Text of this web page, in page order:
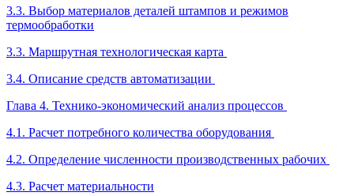
3.3. Выбор материалов деталей штампов и режимов
термообработки
3.3. Маршрутная технологическая карта
3.4. Описание средств автоматизации
Глава 4. Технико-экономический анализ процессов
4.1. Расчет потребного количества оборудования
4.2. Определение численности производственных рабочих
4.3. Расчет материальности